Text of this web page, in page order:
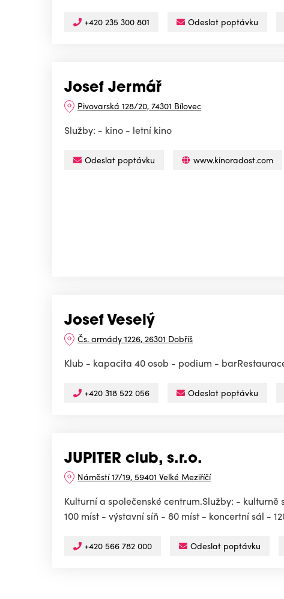
+420 235 300 801 Odeslat poptávku
Josef Jermář
Pivovarská 128/20, 74301 Bílovec
Služby: - kino - letní kino
Odeslat poptávku www.kinoradost.com
Josef Veselý
Čs. armády 1226, 26301 Dobříš
Klub - kapacita 40 osob - podium -
+420 318 522 056 Odeslat poptávku
JUPITER club, s.r.o.
Náměstí 17/19, 59401 Velké Meziříčí
Kulturní a společenské centrum.Služby: -
100 míst - výstavní síň - 80 míst - koncertní sál -
+420 566 782 000 Odeslat poptávku